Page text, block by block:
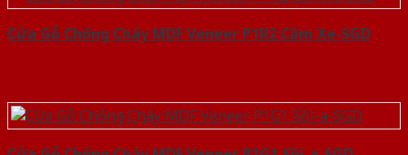
Cửa Gỗ Chống Cháy MDF Veneer P1R2 Căm Xe-SGD